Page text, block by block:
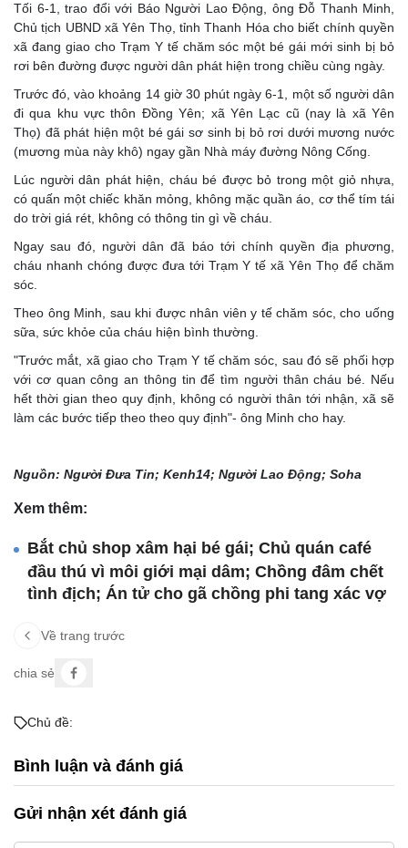
Tối 6-1, trao đổi với Báo Người Lao Động, ông Đỗ Thanh Minh,
Chủ tịch UBND xã Yên Thọ, tỉnh Thanh Hóa cho biết chính quyền
xã đang giao cho Trạm Y tế chăm sóc một bé gái mới sinh bị bỏ
rơi bên đường được người dân phát hiện trong chiều cùng ngày.
Trước đó, vào khoảng 14 giờ 30 phút ngày 6-1, một số người dân
đi qua khu vực thôn Đồng Yên; xã Yên Lạc cũ (nay là xã Yên
Thọ) đã phát hiện một bé gái sơ sinh bị bỏ rơi dưới mương nước
(mương mùa này khô) ngay gần Nhà máy đường Nông Cống.
Lúc người dân phát hiện, cháu bé được bỏ trong một giỏ nhựa,
có quấn một chiếc khăn mỏng, không mặc quần áo, cơ thể tím tái
do trời giá rét, không có thông tin gì về cháu.
Ngay sau đó, người dân đã báo tới chính quyền địa phương,
cháu nhanh chóng được đưa tới Trạm Y tế xã Yên Thọ để chăm
sóc.
Theo ông Minh, sau khi được nhân viên y tế chăm sóc, cho uống
sữa, sức khỏe của cháu hiện bình thường.
"Trước mắt, xã giao cho Trạm Y tế chăm sóc, sau đó sẽ phối hợp
với cơ quan công an thông tin để tìm người thân cháu bé. Nếu
hết thời gian theo quy định, không có người thân tới nhận, xã sẽ
làm các bước tiếp theo theo quy định"- ông Minh cho hay.
Nguồn: Người Đưa Tin; Kenh14; Người Lao Động; Soha
Xem thêm:
Bắt chủ shop xâm hại bé gái; Chủ quán café
đầu thú vì môi giới mại dâm; Chồng đâm chết
tình địch; Án tử cho gã chồng phi tang xác vợ
Về trang trước
chia sẻ
Chủ đề:
Bình luận và đánh giá
Gửi nhận xét đánh giá